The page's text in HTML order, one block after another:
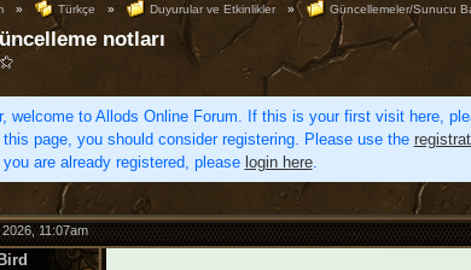
» Türkçe » Duyurular ve Etkinlikler » Güncellemeler/Sunucu
notları
welcome to Allods Online Forum. If this is your first visit here,
page, you should consider registering. Please use the
are already registered, please login here.
11:07am